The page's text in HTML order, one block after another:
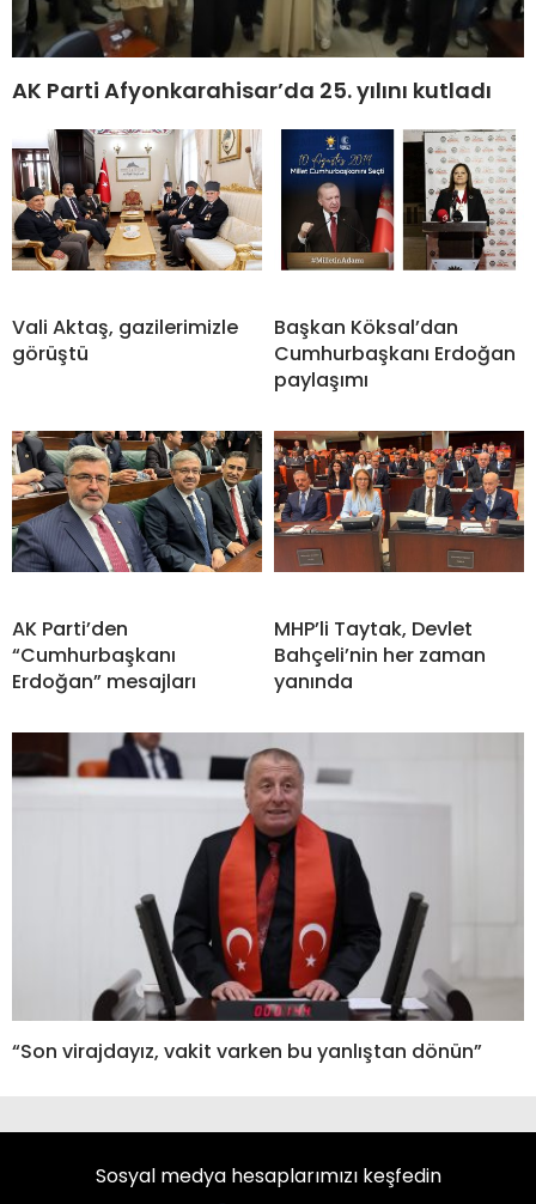
AK Parti Afyonkarahisar’da 25. yılını kutladı
Vali Aktaş, gazilerimizle
görüştü
Başkan Köksal’dan
Cumhurbaşkanı Erdoğan
paylaşımı
AK Parti’den
“Cumhurbaşkanı
Erdoğan” mesajları
MHP’li Taytak, Devlet
Bahçeli’nin her zaman
yanında
“Son virajdayız, vakit varken bu yanlıştan dönün”
Sosyal medya hesaplarımızı keşfedin